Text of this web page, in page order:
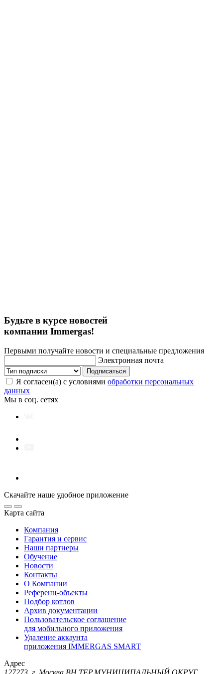
Будьте в курсе новостей
компании Immergas!
Первыми получайте новости и специальные предложения
Электронная почта
Подписаться
Я согласен(а) с условиями обработки персональных
данных
Мы в соц. сетях
Скачайте наше удобное приложение
Карта сайта
Компания
Гарантия и сервис
Наши партнеры
Обучение
Новости
Контакты
О Компании
Референц-объекты
Подбор котлов
Архив документации
Пользовательское соглашение
для мобильного приложения
Удаление аккаунта
приложения IMMERGAS SMART
Адрес
127273, г. Москва ВН.ТЕР.МУНИЦИПАЛЬНЫЙ ОКРУГ